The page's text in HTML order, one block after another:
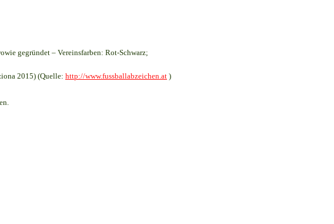
gegründet – Vereinsfarben: Rot-Schwarz;
2015) (Quelle: http://www.fussballabzeichen.at )